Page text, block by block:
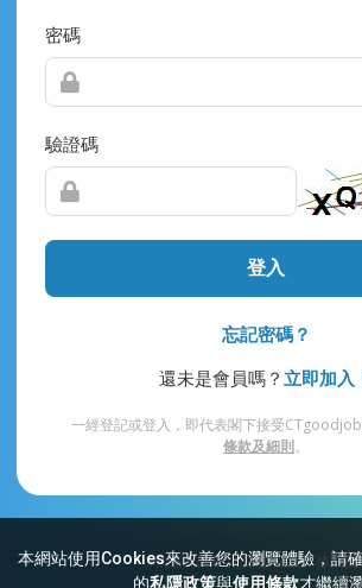
本網站使用Cookies來改善您的瀏覽體驗，請
的私隱政策與使用條款才繼續
密碼
驗證碼
登入
忘記密碼？
還未是會員嗎？ 立即加入
一經登記或登入，即代表閣下接受
條款及細則。
網站索引 常見問題 私隱 條款